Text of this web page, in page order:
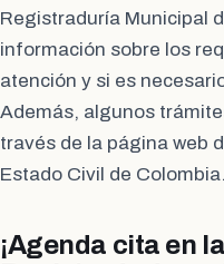
Registraduría Municipal
información sobre los
atención y si es
Además, algunos
través de la página web
Estado Civil de Colombia.
¡Agenda cita en